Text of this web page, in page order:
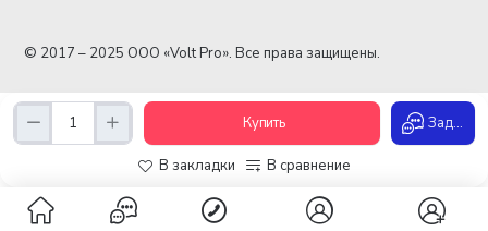
Купить Задать вопрос
В закладки В сравнение
© 2017 – 2025 ООО «Volt Pro». Все права защищены.